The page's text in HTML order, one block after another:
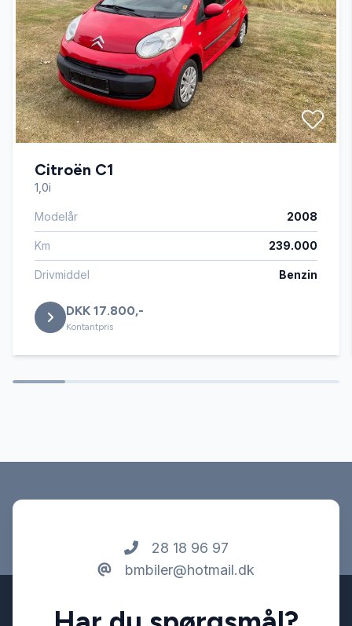
Citroën C1
1,0i
Modelår 2008
Km 239.000
Drivmiddel Benzin
DKK 17.800,-
Kontantpris
28 18 96 97
bmbiler@hotmail.dk